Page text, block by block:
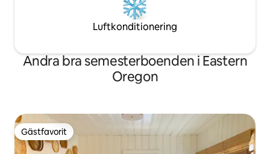
Luftkonditionering
Andra bra semesterboenden i Eastern
Oregon
Gästfavorit
Gästfavorit